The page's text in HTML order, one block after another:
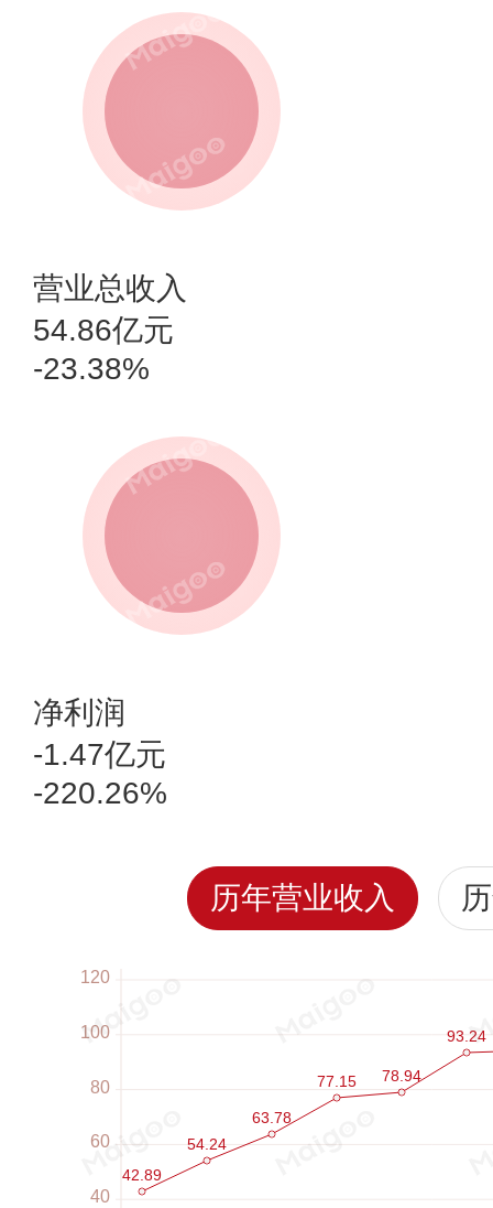
营业总收入
54.86亿元
-23.38%
净利润
-1.47亿元
-220.26%
历年营业收入